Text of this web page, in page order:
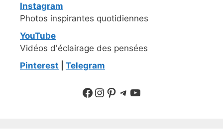
Instagram
Photos inspirantes quotidiennes
YouTube
Vidéos d'éclairage des pensées
Pinterest
Telegram
Suivre sur Facebook
Suivre sur Instagram
Pinterest
Sur Telegram
YouTube